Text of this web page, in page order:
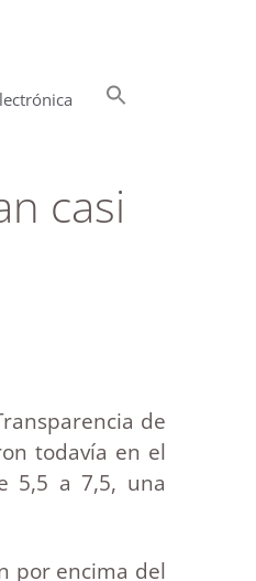
casi
de
todavía en el
5,5 a 7,5, una
por encima del